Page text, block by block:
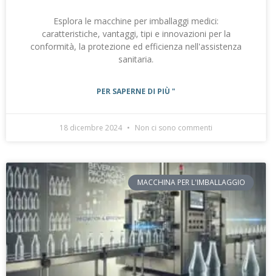
Esplora le macchine per imballaggi medici:
caratteristiche, vantaggi, tipi e innovazioni per la
conformità, la protezione ed efficienza nell'assistenza
sanitaria.
PER SAPERNE DI PIÙ "
18 dicembre 2024 Non ci sono commenti
MACCHINA PER L'IMBALLAGGIO